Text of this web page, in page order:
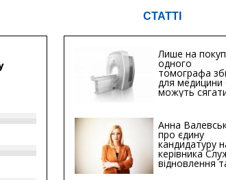
СТАТТІ
Лише на
одного
томографа
для медицини
можуть
мільйонів
Анна
про єдину
кандидатуру
керівника
відновлення